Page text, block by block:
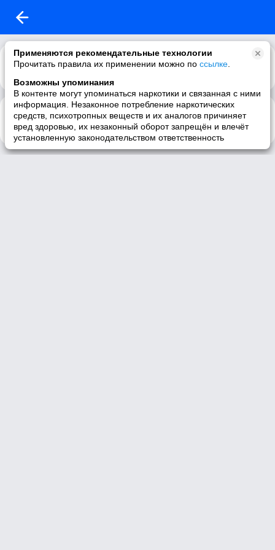
Применяются рекомендательные технологии
Прочитать правила их применении можно по ссылке
Возможны упоминания
В контенте могут упоминаться наркотики и связанная с ними
информация. Незаконное потребление наркотических
средств, психотропных веществ и их аналогов причиняет
вред здоровью, их незаконный оборот запрещён и влечёт
установленную законодательством ответственность
♪ музыка ♪
для чистки картофеля